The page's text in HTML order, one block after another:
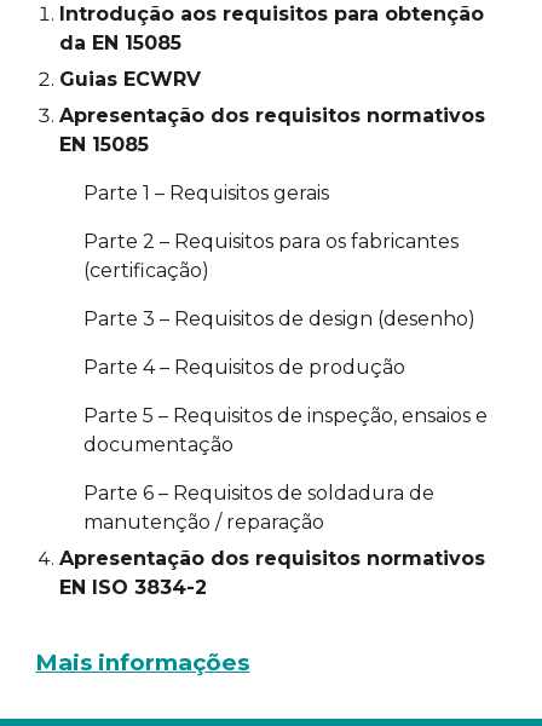
Introdução aos requisitos para obtenção
da EN 15085
Guias ECWRV
Apresentação dos requisitos normativos
EN 15085
Parte 1 – Requisitos gerais
Parte 2 – Requisitos para os fabricantes
(certificação)
Parte 3 – Requisitos de design (desenho)
Parte 4 – Requisitos de produção
Parte 5 – Requisitos de inspeção, ensaios e
documentação
Parte 6 – Requisitos de soldadura de
manutenção / reparação
Apresentação dos requisitos normativos
EN ISO 3834-2
Mais informações